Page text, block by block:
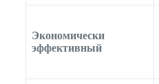
Экономически
эффективный